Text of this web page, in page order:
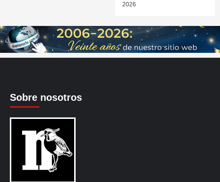
2026
Sobre nosotros